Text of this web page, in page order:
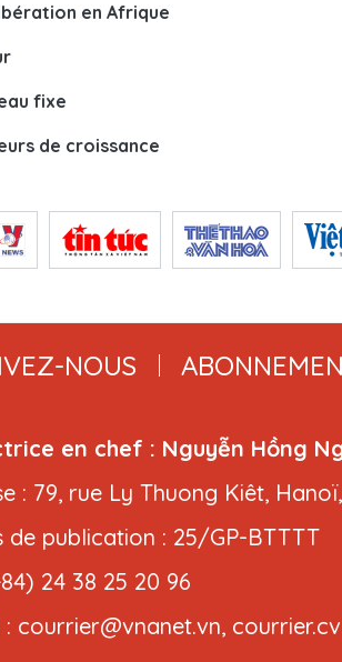
en Afrique
fixe
de croissance
NOUS
en chef : Nguyễn Hồng
: 79, rue Ly Thuong Kiêt,
de publication : 25/GP-BTTTT
24 38 25 20 96
: courrier@vnanet.vn,